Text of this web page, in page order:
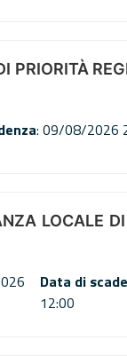
PRIORITÀ
: 09/08/2026
LOCALE
Data di
12:00